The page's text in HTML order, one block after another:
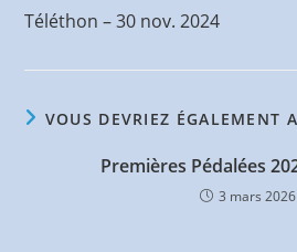
articles
Téléthon – 30 nov. 2024
VOUS DEVRIEZ ÉGALEMENT
Premières Pédalées
3 mars 2026